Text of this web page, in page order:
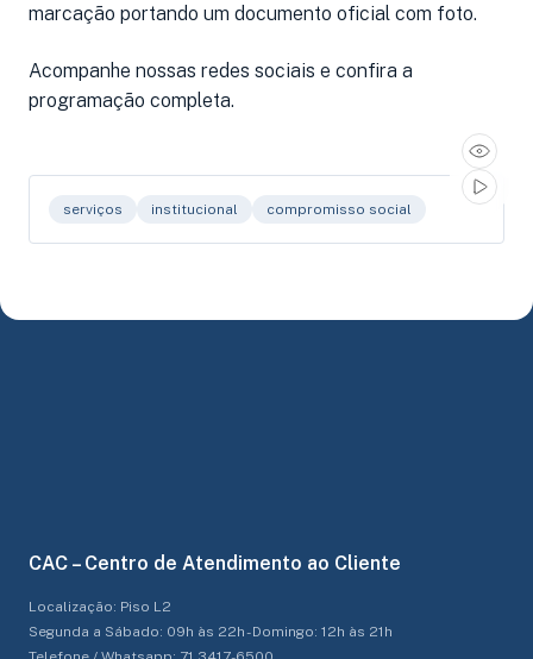
marcação portando um documento oficial com foto.
Acompanhe nossas redes sociais e confira a
programação completa.
serviços institucional compromisso social
CAC – Centro de Atendimento ao Cliente
Localização: Piso L2
Segunda a Sábado: 09h às 22h - Domingo: 12h às 21h